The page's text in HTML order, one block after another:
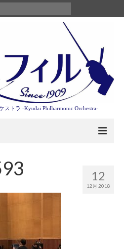
ストラ -Kyudai Philharmonic Orchestra-
12
12月 2018